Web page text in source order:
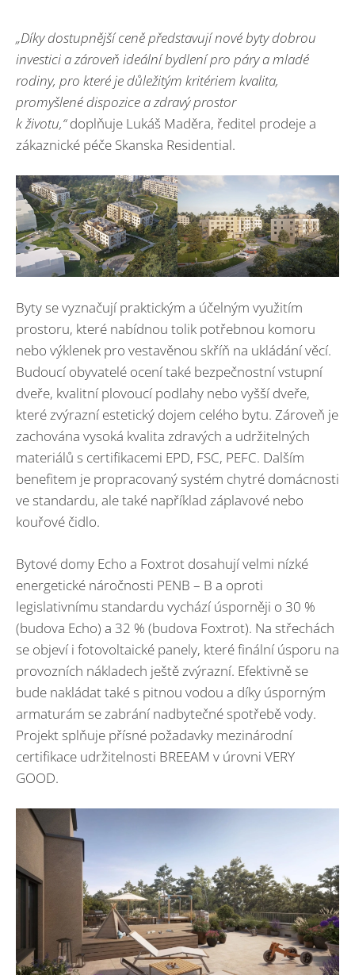
„Díky dostupnější ceně představují nové byty dobrou
investici a zároveň ideální bydlení pro páry a mladé
rodiny, pro které je důležitým kritériem kvalita,
promyšlené dispozice a zdravý prostor
k životu,“doplňuje Lukáš Maděra, ředitel prodeje a
zákaznické péče Skanska Residential.
Byty se vyznačují praktickým a účelným využitím
prostoru, které nabídnou tolik potřebnou komoru
nebo výklenek pro vestavěnou skříň na ukládání věcí.
Budoucí obyvatelé ocení také bezpečnostní vstupní
dveře, kvalitní plovoucí podlahy nebo vyšší dveře,
které zvýrazní estetický dojem celého bytu. Zároveň je
zachována vysoká kvalita zdravých a udržitelných
materiálů s certifikacemi EPD, FSC, PEFC. Dalším
benefitem je propracovaný systém chytré domácnosti
ve standardu, ale také například záplavové nebo
kouřové čidlo.
Bytové domy Echo a Foxtrot dosahují velmi nízké
energetické náročnosti PENB – B a oproti
legislativnímu standardu vychází úsporněji o 30 %
(budova Echo) a 32 % (budova Foxtrot). Na střechách
se objeví i fotovoltaické panely, které finální úsporu na
provozních nákladech ještě zvýrazní. Efektivně se
bude nakládat také s pitnou vodou a díky úsporným
armaturám se zabrání nadbytečné spotřebě vody.
Projekt splňuje přísné požadavky mezinárodní
certifikace udržitelnosti BREEAM v úrovni VERY
GOOD.